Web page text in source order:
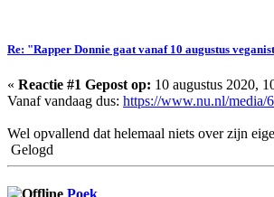
Re: "Rapper Donnie gaat vanaf 10 augustus
« Reactie #1 Gepost op: 10 augustus 2020,
Vanaf vandaag dus: https://www.nu.nl/media/
Wel opvallend dat helemaal niets over zijn
Gelogd